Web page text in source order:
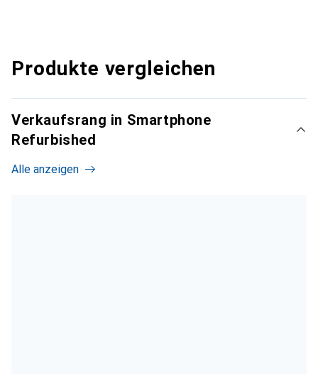
Produkte vergleichen
Verkaufsrang in Smartphone
Refurbished
Alle anzeigen